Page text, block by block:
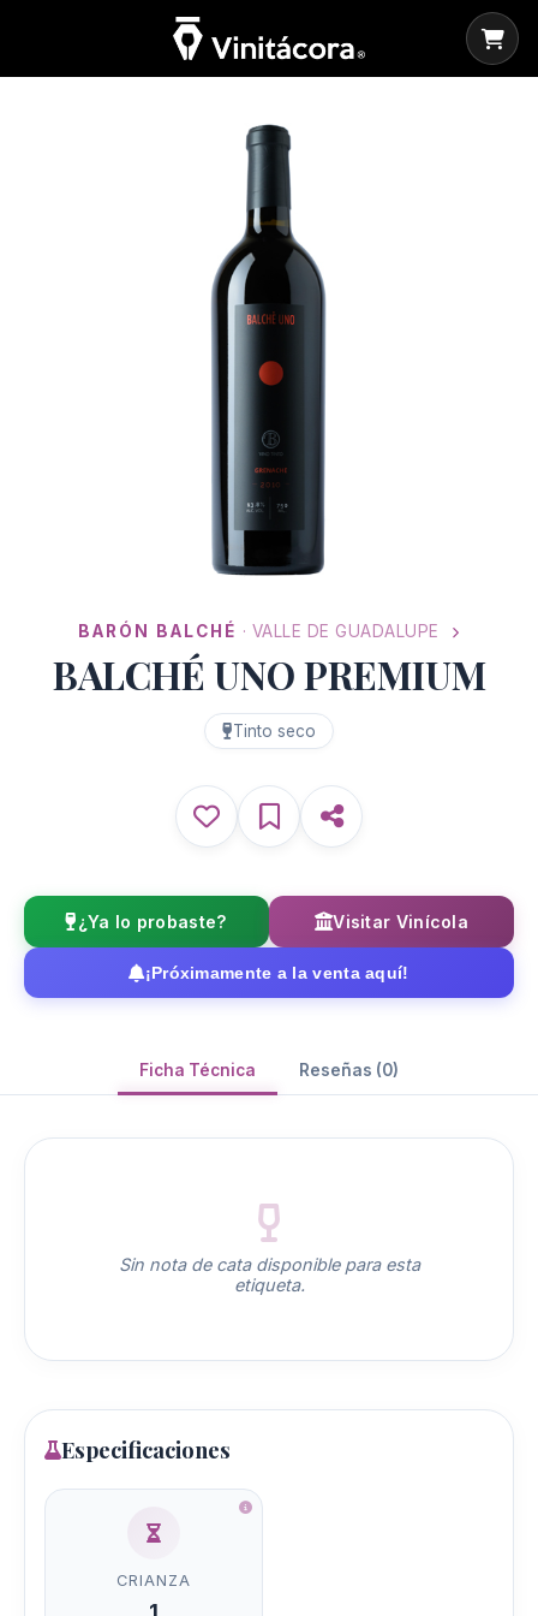
BARÓN BALCHÉ · VALLE DE GUADALUPE
BALCHÉ UNO PREMIUM
Tinto seco
¿Ya lo probaste? Visitar Vinícola
¡Próximamente a la venta aquí!
Ficha Técnica Reseñas (0)
Sin nota de cata disponible para esta
etiqueta.
Especificaciones
CRIANZA